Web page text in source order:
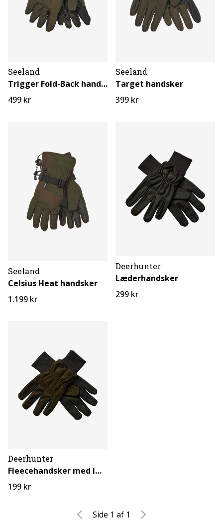
Seeland
Trigger Fold-Back handsker
499 kr
Seeland
Target handsker
399 kr
Seeland
Celsius Heat handsker
1.199 kr
Deerhunter
Læderhandsker
299 kr
Deerhunter
Fleecehandsker med læder
199 kr
Side 1 af 1